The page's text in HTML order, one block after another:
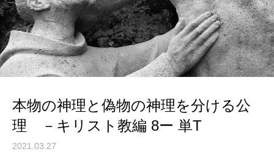
本物の神理と偽物の神理を分ける公
理 －キリスト教編 8ー 単T
2021.03.27